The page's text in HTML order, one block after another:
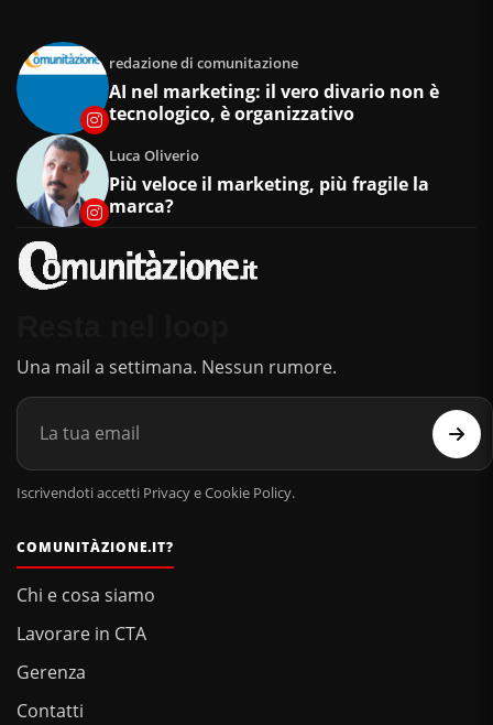
redazione di comunitazione
AI nel marketing: il vero divario non è
tecnologico, è organizzativo
Luca Oliverio
Più veloce il marketing, più fragile la
marca?
Una mail a settimana. Nessun rumore.
Iscrivendoti accetti Privacy e Cookie Policy.
COMUNITÀZIONE.IT?
Chi e cosa siamo
Lavorare in CTA
Gerenza
Contatti